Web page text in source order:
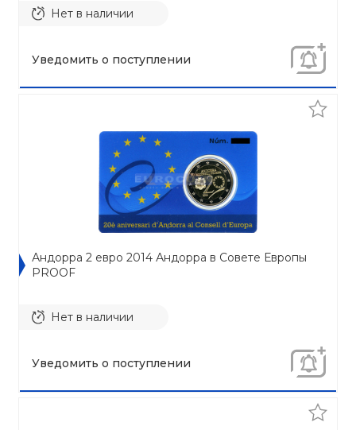
Нет в наличии
Уведомить о поступлении
Андорра 2 евро 2014 Андорра в Совете Европы
PROOF
Нет в наличии
Уведомить о поступлении